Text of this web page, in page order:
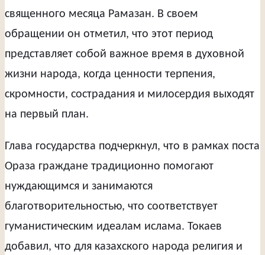
священного месяца Рамазан. В своем
обращении он отметил, что этот период
представляет собой важное время в духовной
жизни народа, когда ценности терпения,
скромности, сострадания и милосердия выходят
на первый план.
Глава государства подчеркнул, что в рамках поста
Ораза граждане традиционно помогают
нуждающимся и занимаются
благотворительностью, что соответствует
гуманистическим идеалам ислама. Токаев
добавил, что для казахского народа религия и